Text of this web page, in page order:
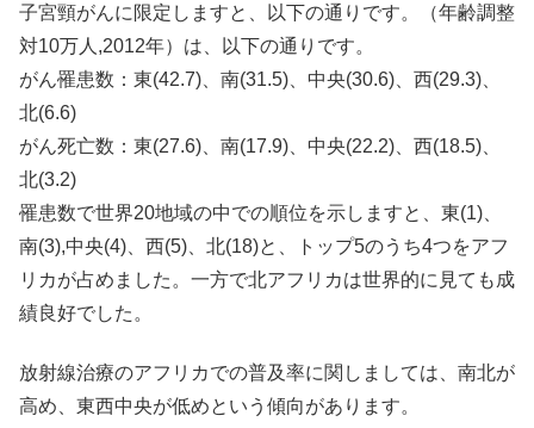
子宮頸がんに限定しますと、以下の通りです。（年齢調整
対10万人,2012年）は、以下の通りです。
がん罹患数：東(42.7)、南(31.5)、中央(30.6) 、西(29.3)、
北(6.6)
がん死亡数：東(27.6)、南(17.9)、中央(22.2) 、西(18.5)、
北(3.2)
罹患数で世界20地域の中での順位を示しますと、東(1)、
南(3),中央(4)、西(5)、北(18)と、
トップ5のうち4つをアフ
リカが占めました。 一方で北アフリカは世界的に見ても成
績良好でした。
放射線治療のアフリカでの普及率に関しましては、南北が
高め、 東西中央が低めという傾向があります。